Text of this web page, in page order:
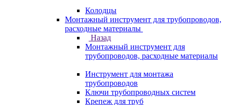
Колодцы
Монтажный инструмент для трубопроводов,
расходные материалы
Назад
Монтажный инструмент для
трубопроводов, расходные материалы
Инструмент для монтажа
трубопроводов
Ключи трубопроводных систем
Крепеж для труб